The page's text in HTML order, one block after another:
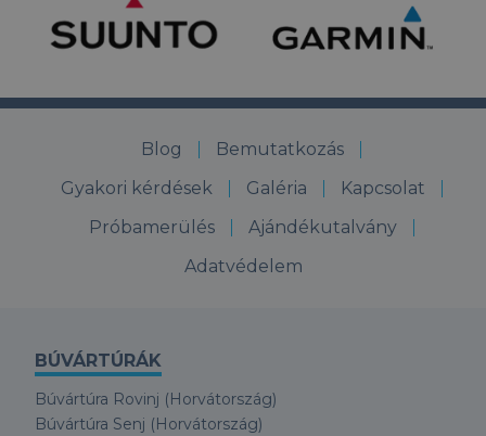
Blog
Bemutatkozás
Gyakori kérdések
Galéria
Kapcsolat
Próbamerülés
Ajándékutalvány
Adatvédelem
BÚVÁRTÚRÁK
Búvártúra Rovinj (Horvátország)
Búvártúra Senj (Horvátország)